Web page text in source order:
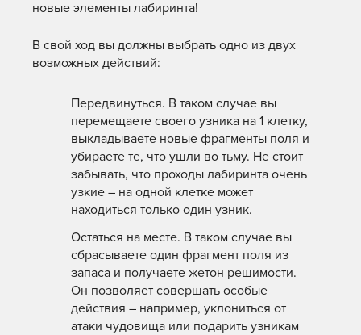
новые элементы лабиринта!
В свой ход вы должны выбрать одно из двух
возможных действий:
Передвинуться. В таком случае вы
перемещаете своего узника на 1 клетку,
выкладываете новые фрагменты поля и
убираете те, что ушли во тьму. Не стоит
забывать, что проходы лабиринта очень
узкие – на одной клетке может
находиться только один узник.
Остаться на месте. В таком случае вы
сбрасываете один фрагмент поля из
запаса и получаете жетон решимости.
Он позволяет совершать особые
действия – например, уклониться от
атаки чудовища или подарить узникам